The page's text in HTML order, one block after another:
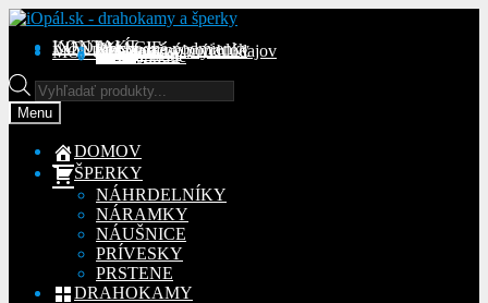
Preskočiť
navigáciu
Preskočiť
obsah
KONTAKT
INFORMÁCIE
Obchodné podmienky
Reklamačný poriadok
Ochrana osobných údajov
MÔJ ÚČETObjednávky
Adresy
Detaily účtu
Na stiahnutie
Products
search
Menu
DOMOV
ŠPERKY
NÁHRDELNÍKY
NÁRAMKY
NÁUŠNICE
PRÍVESKY
PRSTENE
DRAHOKAMY